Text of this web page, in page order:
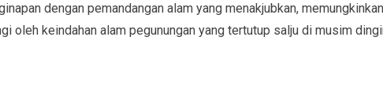
dengan pemandangan alam yang menakjubkan, memungkinkan
oleh keindahan alam pegunungan yang tertutup salju di musim